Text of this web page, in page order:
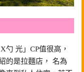
勺 光」CP值很高，
的是拉麵店， 名為